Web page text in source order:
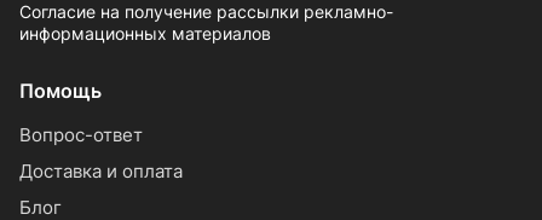
Согласие на получение рассылки рекламно-
информационных материалов
Помощь
Вопрос-ответ
Доставка и оплата
Блог